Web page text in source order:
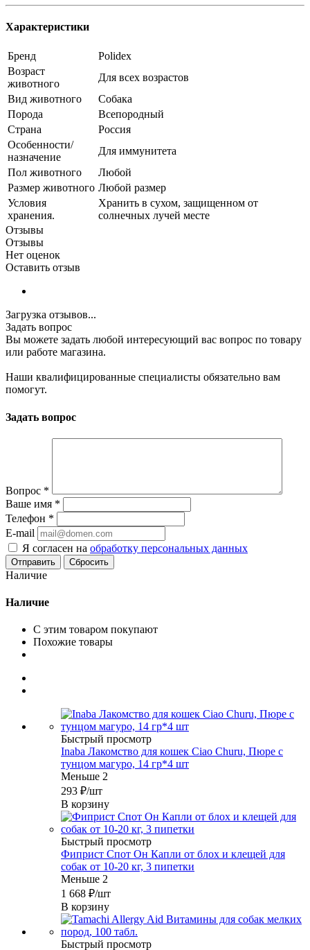
Характеристики
Бренд
Polidex
Возраст
животного
Для всех возрастов
Вид животного
Собака
Порода
Всепородный
Страна
Россия
Особенности/
назначение
Для иммунитета
Пол животного
Любой
Размер животного Любой размер
Условия
хранения.
Хранить в сухом, защищенном от
солнечных лучей месте
Отзывы
Отзывы
Нет оценок
Оставить отзыв
Загрузка отзывов...
Задать вопрос
Вы можете задать любой интересующий вас вопрос по товару
или работе магазина.
Наши квалифицированные специалисты обязательно вам
помогут.
Задать вопрос
Вопрос *
Ваше имя *
Телефон *
E-mail
Я согласен на обработку персональных данных
Сбросить
Наличие
Наличие
С этим товаром покупают
Похожие товары
Быстрый просмотр
Inaba Лакомство для кошек Ciao Churu, Пюре с
тунцом магуро, 14 гр*4 шт
Меньше 2
293 ₽/шт
В корзину
Быстрый просмотр
Фиприст Спот Он Капли от блох и клещей для
собак от 10-20 кг, 3 пипетки
Меньше 2
1 668 ₽/шт
В корзину
Быстрый просмотр